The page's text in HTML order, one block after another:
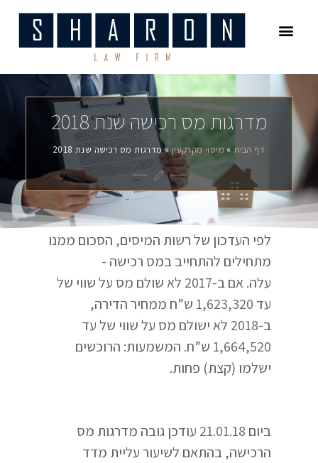
מדרגות מס רכישה שנת 2018
דף הבית» מיסוי מקרקעין»מדרגות מס רכישה שנת 2018
לפי העדכון של רשות המיסים, הסכום ממנו
מתחילים להתחייב במס רכישה -
עלה. אם ב-2017 לא שולם מס על שווי של
עד 1,623,320 ש”ח ממחיר הדירה,
ב-2018 לא ישולם מס על שווי של עד
1,664,520 ש”ח. המשמעות: הרוכשים
ישלמו (קצת) פחות.
ביום 21.01.18 עודכן גובה מדרגות מס
הרכישה, בהתאם לשיעור עליית מדד